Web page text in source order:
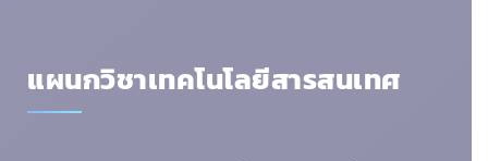
แผนกวิชาเทคโนโลยีสารสนเทศ